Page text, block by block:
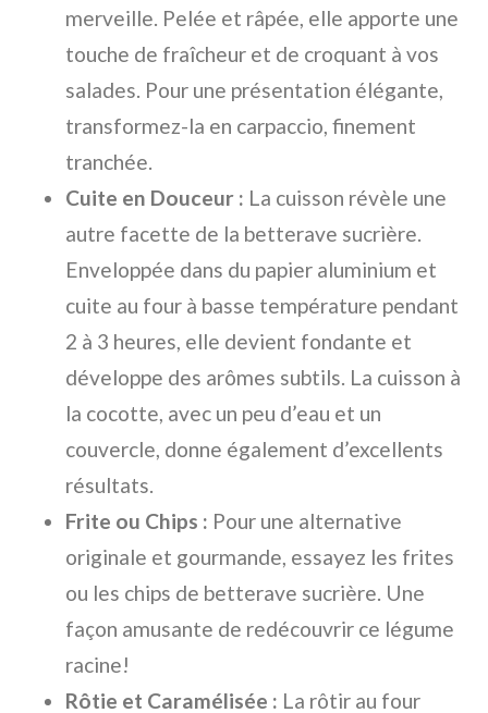
merveille. Pelée et râpée, elle apporte une
touche de fraîcheur et de croquant à vos
salades. Pour une présentation élégante,
transformez-la en carpaccio, finement
tranchée.
Cuite en Douceur : La cuisson révèle une
autre facette de la betterave sucrière.
Enveloppée dans du papier aluminium et
cuite au four à basse température pendant
2 à 3 heures, elle devient fondante et
développe des arômes subtils. La cuisson à
la cocotte, avec un peu d’eau et un
couvercle, donne également d’excellents
résultats.
Frite ou Chips : Pour une alternative
originale et gourmande, essayez les frites
ou les chips de betterave sucrière. Une
façon amusante de redécouvrir ce légume
racine!
Rôtie et Caramélisée : La rôtir au four